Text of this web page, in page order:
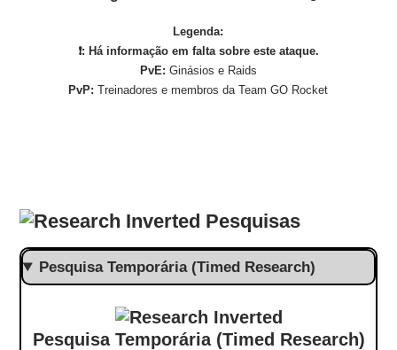
Legenda:
❗: Há informação em falta sobre este ataque.
PvE: Ginásios e Raids
PvP: Treinadores e membros da Team GO Rocket
Pesquisas
Pesquisa Temporária (Timed Research)
Pesquisa Temporária (Timed Research)